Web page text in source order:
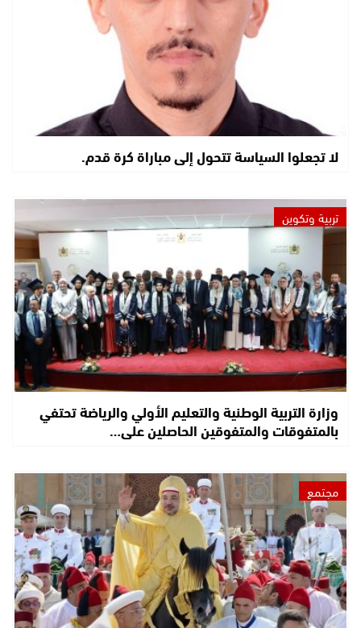
لا تجعلوا السياسة تتحول إلى مباراة كرة قدم.
تربية وتكوين
وزارة التربية الوطنية والتعليم الأولي والرياضة تحتفي
بالمتفوقات والمتفوقين الحاصلين على…
مجتمع